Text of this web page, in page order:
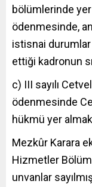
bölümlerinde
ödenmesinde,
istisnai
ettiği kadronun
c) III sayılı
ödenmesinde
hükmü yer
Mezkûr Karara
Hizmetler
unvanlar